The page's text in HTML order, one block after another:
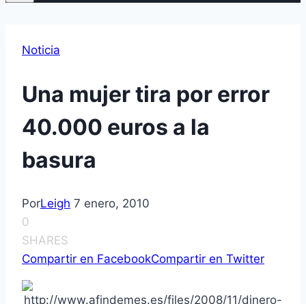
Noticia
Una mujer tira por error
40.000 euros a la
basura
PorLeigh 7 enero, 2010
0
SHARES
Compartir en FacebookCompartir en Twitter